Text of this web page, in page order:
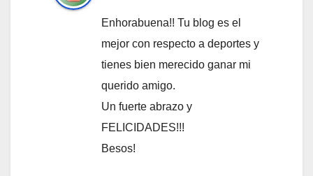
Enhorabuena!! Tu blog es el
mejor con respecto a deportes y
tienes bien merecido ganar mi
querido amigo.
Un fuerte abrazo y
FELICIDADES!!!
Besos!